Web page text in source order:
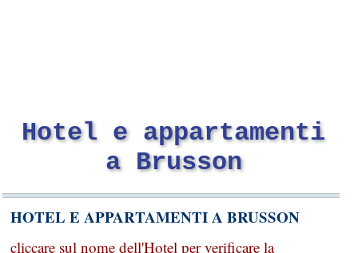
Hotel e appartamenti
a Brusson
HOTEL E APPARTAMENTI A BRUSSON
cliccare sul nome dell'Hotel per verificare la